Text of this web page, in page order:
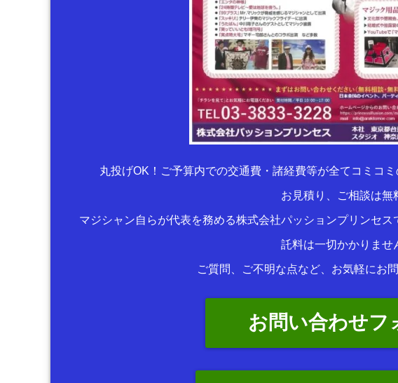
丸投げOK！ご予算内での交通費・諸経費等が全てコミコ
お見積り、ご相談は無
マジシャン自らが代表を務める株式会社パッションプリンセ
託料は一切かかりませ
ご質問、ご不明な点など、お気軽にお
お問い合わせフ